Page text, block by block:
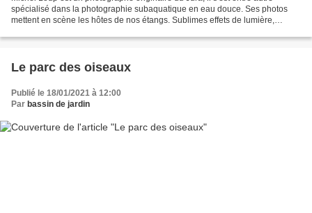
spécialisé dans la photographie subaquatique en eau douce. Ses photos
mettent en scène les hôtes de nos étangs. Sublimes effets de lumière,
Le parc des oiseaux
Publié le 18/01/2021 à 12:00
Par bassin de jardin